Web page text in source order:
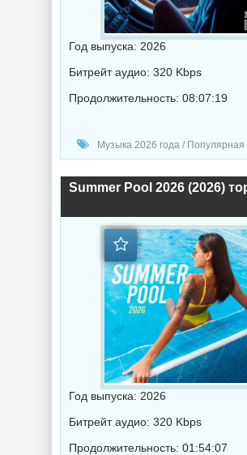
Год выпуска: 2026
Битрейт аудио: 320 Kbps
Продолжительность: 08:07:19
Музыка 2026 года / Популярная музыка / Электронная музыка / Музыка
Summer Pool 2026 (2026)
Год выпуска: 2026
Битрейт аудио: 320 Kbps
Продолжительность: 01:54:07